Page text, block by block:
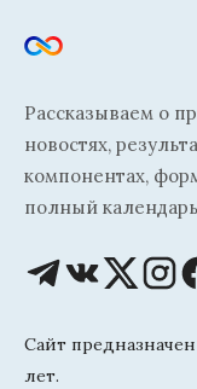
Рассказываем о
новостях,
компонентах,
полный
Сайт
лет.